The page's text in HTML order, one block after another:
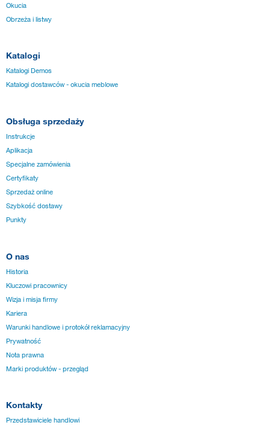
Okucia
Obrzeża i listwy
Katalogi
Katalogi Demos
Katalogi dostawców - okucia meblowe
Obsługa sprzedaży
Instrukcje
Aplikacja
Specjalne zamówienia
Certyfikaty
Sprzedaż online
Szybkość dostawy
Punkty
O nas
Historia
Kluczowi pracownicy
Wizja i misja firmy
Kariera
Warunki handlowe i protokół reklamacyjny
Prywatność
Nota prawna
Marki produktów - przegląd
Kontakty
Przedstawiciele handlowi